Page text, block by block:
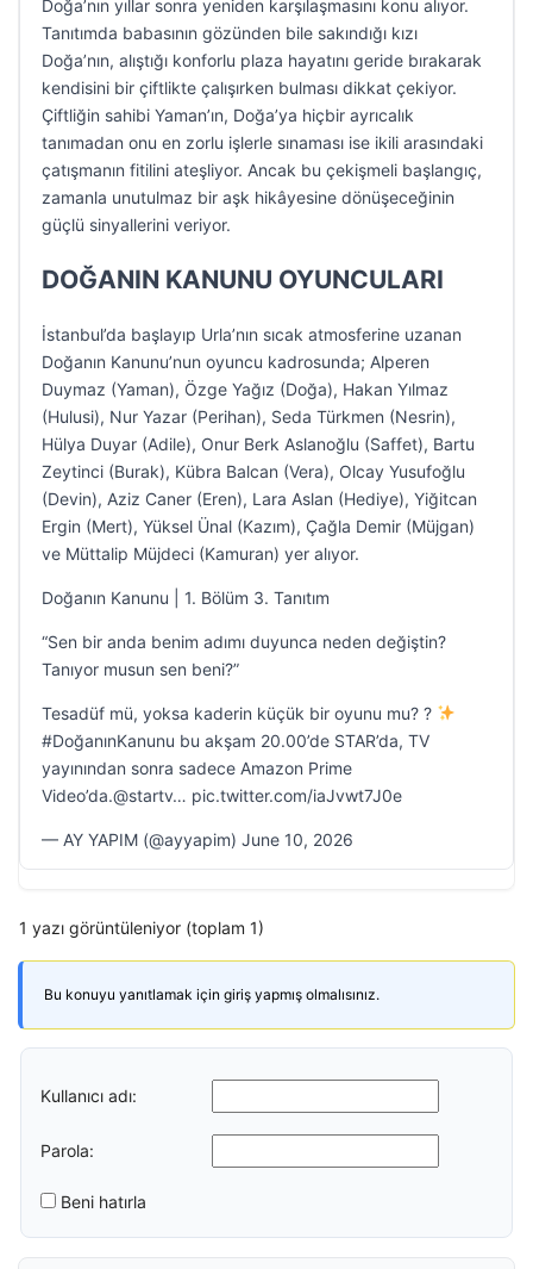
Doğa’nın yıllar sonra yeniden karşılaşmasını konu alıyor.
Tanıtımda babasının gözünden bile sakındığı kızı
Doğa’nın, alıştığı konforlu plaza hayatını geride bırakarak
kendisini bir çiftlikte çalışırken bulması dikkat çekiyor.
Çiftliğin sahibi Yaman’ın, Doğa’ya hiçbir ayrıcalık
tanımadan onu en zorlu işlerle sınaması ise ikili arasındaki
çatışmanın fitilini ateşliyor. Ancak bu çekişmeli başlangıç,
zamanla unutulmaz bir aşk hikâyesine dönüşeceğinin
güçlü sinyallerini veriyor.
DOĞANIN KANUNU OYUNCULARI
İstanbul’da başlayıp Urla’nın sıcak atmosferine uzanan
Doğanın Kanunu’nun oyuncu kadrosunda; Alperen
Duymaz (Yaman), Özge Yağız (Doğa), Hakan Yılmaz
(Hulusi), Nur Yazar (Perihan), Seda Türkmen (Nesrin),
Hülya Duyar (Adile), Onur Berk Aslanoğlu (Saffet), Bartu
Zeytinci (Burak), Kübra Balcan (Vera), Olcay Yusufoğlu
(Devin), Aziz Caner (Eren), Lara Aslan (Hediye), Yiğitcan
Ergin (Mert), Yüksel Ünal (Kazım), Çağla Demir (Müjgan)
ve Müttalip Müjdeci (Kamuran) yer alıyor.
Doğanın Kanunu | 1. Bölüm 3. Tanıtım
“Sen bir anda benim adımı duyunca neden değiştin?
Tanıyor musun sen beni?”
Tesadüf mü, yoksa kaderin küçük bir oyunu mu? ?
#DoğanınKanunu bu akşam 20.00’de STAR’da, TV
yayınından sonra sadece Amazon Prime
Video’da.@startv… pic.twitter.com/iaJvwt7J0e
— AY YAPIM (@ayyapim) June 10, 2026
1 yazı görüntüleniyor (toplam 1)
Bu konuyu yanıtlamak için giriş yapmış olmalısınız.
Kullanıcı adı:
Parola:
Beni hatırla